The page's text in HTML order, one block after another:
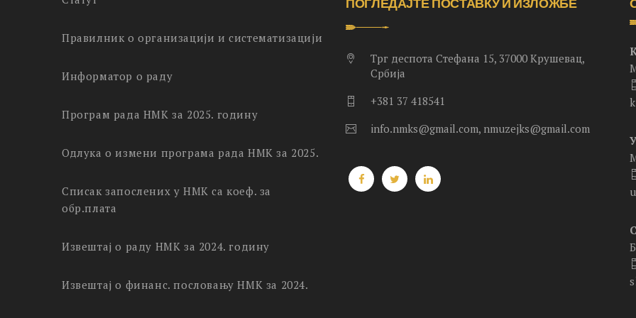
Правилник о организацији и систематизацији
Информатор о раду
Програм рада НМК за 2025. годину
Одлука о измени програма рада НМК за 2025.
Списак запослених у НМК са коеф. за
обр.плата
Извештај о раду НМК за 2024. годину
Извештај о финанс. пословању НМК за 2024.
Трг деспота Стефана 15, 37000 Крушевац,
Србија
+381 37 418541
info.nmks@gmail.com, nmuzejks@gmail.com